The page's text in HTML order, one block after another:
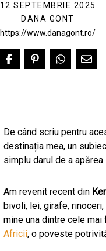
12 SEPTEMBRIE 2025
DANA GONT
https://www.danagont.ro/
De când scriu pentru
destinația mea, un
simplu darul de a
Am revenit recent din
bivoli, lei, girafe,
mine una dintre cele
Africii, o poveste